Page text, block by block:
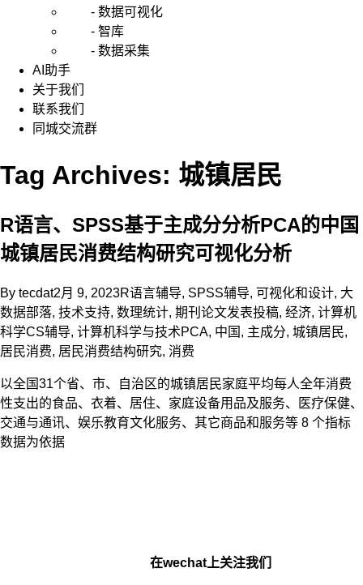
- 数据可视化
- 智库
- 数据采集
AI助手
关于我们
联系我们
同城交流群
Tag Archives: 城镇居民
R语言、SPSS基于主成分分析PCA的中国
城镇居民消费结构研究可视化分析
By tecdat2月 9, 2023R语言辅导, SPSS辅导, 可视化和设计, 大
数据部落, 技术支持, 数理统计, 期刊论文发表投稿, 经济, 计算机
科学CS辅导, 计算机科学与技术PCA, 中国 , 主成分, 城镇居民,
居民消费, 居民消费结构研究, 消费
以全国31个省、市、自治区的城镇居民家庭平均每人全年消费
性支出的食品、衣着、居住、家庭设备用品及服务、医疗保健、
交通与通讯、娱乐教育文化服务、其它商品和服务等 8 个指标
数据为依据
在wechat上关注我们